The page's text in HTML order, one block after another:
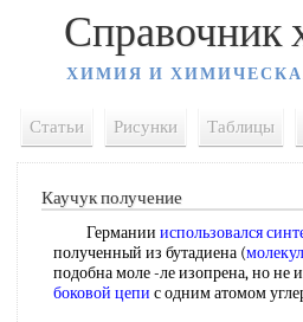
Справочник
ХИМИЯ И
Статьи Рисунки Таблицы
Каучук получение
Германии использовался
полученный из бутадиена (
подобна моле -ле изопрена, но не
боковой цепи с одним атомом